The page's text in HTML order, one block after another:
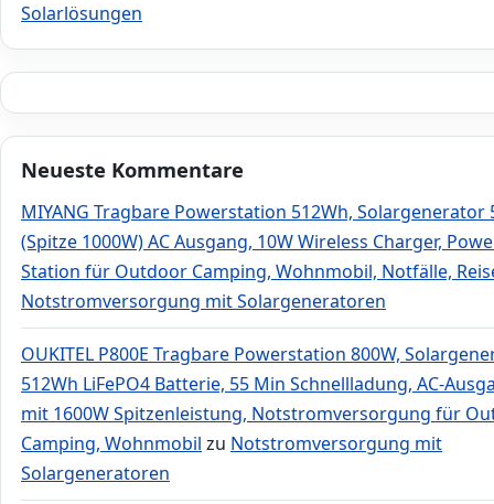
Solarlösungen
Neueste Kommentare
MIYANG Tragbare Powerstation 512Wh, Solargenerator
(Spitze 1000W) AC Ausgang, 10W Wireless Charger,
Station für Outdoor Camping, Wohnmobil, Notfälle,
Notstromversorgung mit Solargeneratoren
OUKITEL P800E Tragbare Powerstation 800W,
512Wh LiFePO4 Batterie, 55 Min Schnellladung, AC-
mit 1600W Spitzenleistung, Notstromversorgung für
Camping, Wohnmobil zu Notstromversorgung mit
Solargeneratoren